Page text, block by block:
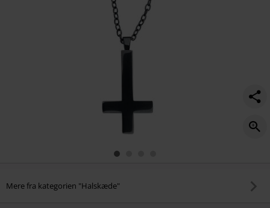
Mere fra kategorien "Halskæde"